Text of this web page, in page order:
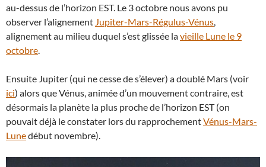
au-dessus de l’horizon EST. Le 3 octobre nous avons pu
observer l’alignement Jupiter-Mars-Régulus-Vénus
alignement au milieu duquel s’est glissée lavieille Lune le 9
octobre
Ensuite Jupiter (qui ne cesse de s’élever) a doublé Mars (voir
ici) alors que Vénus, animée d’un mouvement contraire, est
désormais la planète la plus proche de l’horizon EST (on
pouvait déjà le constater lors du rapprochementVénus-Mars-
Lunedébut novembre).